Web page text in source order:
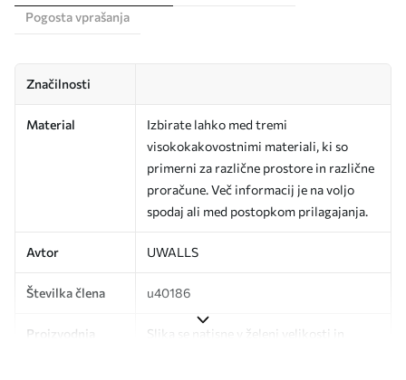
Pogosta vprašanja
Značilnosti
Material
Izbirate lahko med tremi
visokokakovostnimi materiali, ki so
primerni za različne prostore in različne
proračune. Več informacij je na voljo
spodaj ali med postopkom prilagajanja.
Avtor UWALLS
Številka člena u40186
Proizvodnja
Slika se natisne v želeni velikosti in